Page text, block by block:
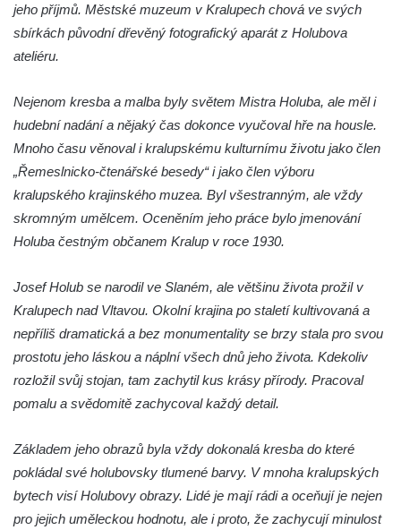
Hrob rodiny Meisel na hřbitově v Dolním
Podluží
Hrob rodiny Stolle na hřbitově v Horním
Podluží
Hrob rodiny Pergeltových na hřbitově v
Horním Podluží
Hrob Václava Valouška na hřbitově v
Račicích
Hrob Josefa Marka na hřbitově v Račicích
Hrob rodiny Fuxovy na hřbitově v Hostíně u
Vojkovic
Hostíně u Vojkovic
Hrob rodiny Schusterovy na hřbitově v
Hostíně u Vojkovic
jeho příjmů. Městské muzeum v Kralupech chová ve svých
sbírkách původní dřevěný fotografický aparát z Holubova
ateliéru.
Nejenom kresba a malba byly světem Mistra Holuba, ale měl i
hudební nadání a nějaký čas dokonce vyučoval hře na housle.
Mnoho času věnoval i kralupskému kulturnímu životu jako člen
„Řemeslnicko-čtenářské besedy“ i jako člen výboru
kralupského krajinského muzea. Byl všestranným, ale vždy
skromným umělcem. Oceněním jeho práce bylo jmenování
Holuba čestným občanem Kralup v roce 1930.
Josef Holub se narodil ve Slaném, ale většinu života prožil v
Kralupech nad Vltavou. Okolní krajina po staletí kultivovaná a
nepříliš dramatická a bez monumentality se brzy stala pro svou
prostotu jeho láskou a náplní všech dnů jeho života. Kdekoliv
rozložil svůj stojan, tam zachytil kus krásy přírody. Pracoval
pomalu a svědomitě zachycoval každý detail.
Základem jeho obrazů byla vždy dokonalá kresba do které
pokládal své holubovsky tlumené barvy. V mnoha kralupských
bytech visí Holubovy obrazy. Lidé je mají rádi a oceňují je nejen
pro jejich uměleckou hodnotu, ale i proto, že zachycují minulost